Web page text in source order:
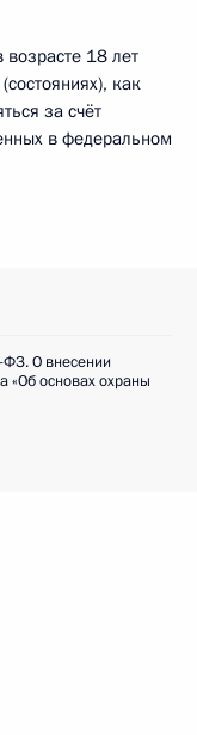
18 лет
как
за счёт
в федеральном
О внесении
«Об основах охраны